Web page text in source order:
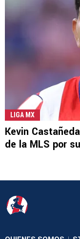
LIGA MX
Kevin
de la MLS por